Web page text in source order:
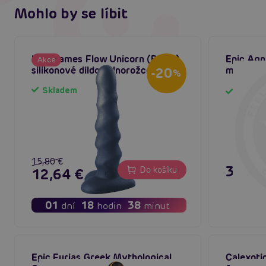
Mohlo by se líbit
Akce
-20%
01 dní 18 hodin 38 minut
Lola Games Flow Unicorn (Black),
silikonové dildo jednorožce
Skladem
15,80 €
12,64 € Do košíku
Epic
35,80
Epic Furias Greek Mythological